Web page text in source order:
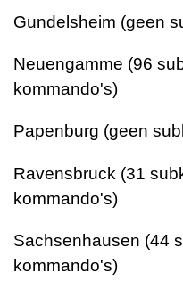
Gundelsheim (geen
Neuengamme (96
kommando's)
Papenburg (geen
Ravensbruck (31
kommando's)
Sachsenhausen (44
kommando's)